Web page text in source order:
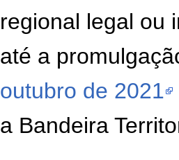
regional legal ou
até a
outubro de 2021
a Bandeira